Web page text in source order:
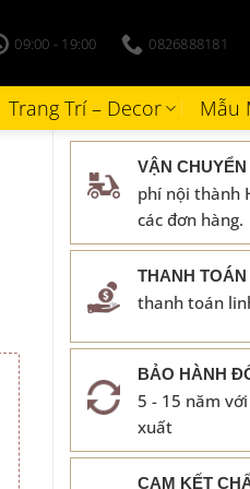
09:00 - 19:00 0826888181
Trang Trí – Decor Mẫu
VẬN
phí nội thành
các đơn hàng.
THANH TOÁN
thanh toán
BẢO HÀNH
5 - 15 năm
xuất
CAM KẾT